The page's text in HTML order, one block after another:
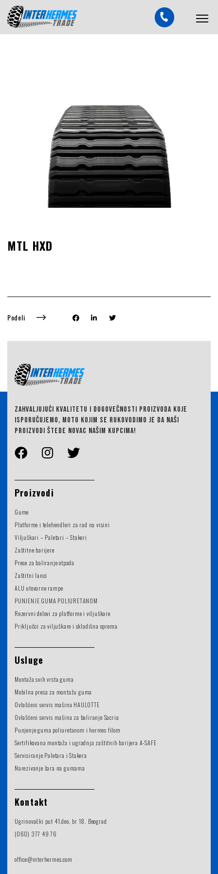
MTL HXD
Podeli
ZAHVALJUJUĆI KVALITETU I DUGOVEČNOSTI PROIZVODA KOJE
ISPORUČUJEMO, MOTO KOJIM SE RUKOVODIMO JE DA NAŠI
PROIZVODI ŠTEDE NOVAC NAŠIM KUPCIMA!
Proizvodi
Gume
Platforme i telehendleri za rad na visini
Viljuškari – Paletari – Stakeri
Zaštitne barijere
Prese za baliranje otpada
Zaštitni lanci
ALU utovarne rampe
PUNJENJE GUMA POLIURETANOM
Rezervni delovi za platforme i viljuškare
Priključci za viljuškare i skladišna oprema
Usluge
Montaža svih vrsta guma
Mobilna presa za montažu guma
Ovlašćeni servis mašina HAULOTTE
Ovlašćeni servis mašina za baliranje Sacria
Punjenje guma poliuretanom i hermes filom
Sertifikovana montaža i ugradnja zaštitnih barijera A-SAFE
Servisiranje Paletara i Stakera
Narezivanje šara na gumama
Kontakt
Ugrinovački put 41.deo, br 18, Beograd
(060) 377 49 76
office@interhermes.com